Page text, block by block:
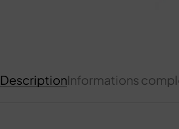
DescriptionInformations